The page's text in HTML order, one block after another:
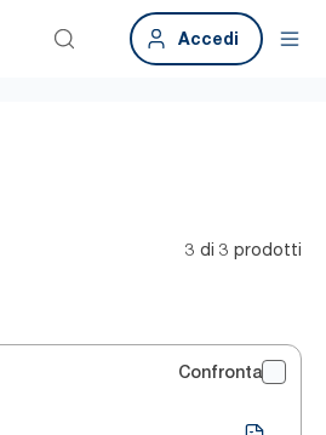
Accedi
3 di 3 prodotti
Confronta